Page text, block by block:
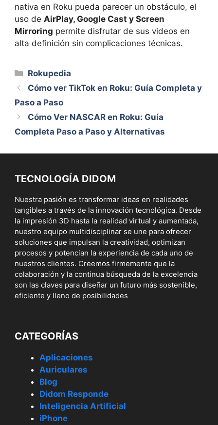
nativa en Roku pueda parecer un obstáculo, el
uso de AirPlay, Google Cast y Screen
Mirroring permite disfrutar de sus videos en
alta definición sin complicaciones técnicas.
Categorías
Rokupedia
Cómo ver TikTok en Roku: Guía Completa y
Paso a Paso
Cómo Ver NASCAR en Roku: Guía
Completa Paso a Paso y Alternativas
TECNOLOGÍA DIDOM
Nuestra pasión es transformar ideas en realidades
tangibles a través de la innovación tecnológica. Desde
la impresión 3D hasta la realidad virtual y aumentada,
nuestro equipo multidisciplinar se une para ofrecer
soluciones que impulsan la creatividad, optimizan
procesos y potencian la experiencia de cada uno de
nuestros clientes. Creemos firmemente que la
colaboración y la continua búsqueda de la excelencia
son las claves para diseñar un futuro más sostenible,
eficiente y lleno de posibilidades
CATEGORÍAS
Aplicaciones
Auriculares
Blog
Didom Responde
Inteligencia Artificial
iPhone